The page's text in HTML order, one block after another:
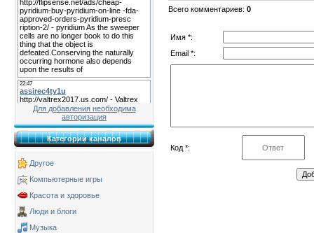
Для добавления необходима
авторизация
Категории каналов
Другое
Компьютерные игры
Красота и здоровье
Люди и блоги
Музыка
Всего комментариев: 0
Имя *:
Email *:
Код *: